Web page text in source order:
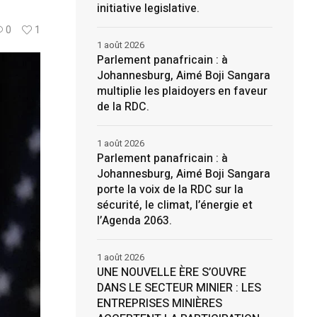
0 1
initiative legislative.
Parlement panafricain : à
Johannesburg, Aimé Boji Sangara
multiplie les plaidoyers en faveur
de la RDC.
1 août 2026
Parlement panafricain : à
Johannesburg, Aimé Boji Sangara
porte la voix de la RDC sur la
sécurité, le climat, l’énergie et
l’Agenda 2063.
1 août 2026
UNE NOUVELLE ÈRE S’OUVRE
DANS LE SECTEUR MINIER : LES
ENTREPRISES MINIÈRES
1 août 2026